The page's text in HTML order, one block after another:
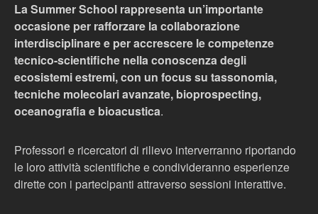
La Summer School rappresenta un’importante
occasione per rafforzare la collaborazione
interdisciplinare e per accrescere le competenze
tecnico-scientifiche nella conoscenza degli
ecosistemi estremi, con un focus su tassonomia,
tecniche molecolari avanzate, bioprospecting,
oceanografia e bioacustica.
Professori e ricercatori di rilievo interverranno riportando
le loro attività scientifiche e condivideranno esperienze
dirette con i partecipanti attraverso sessioni interattive.